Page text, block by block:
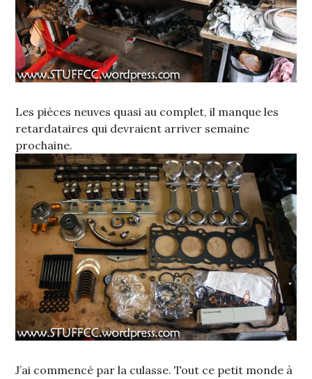
Les pièces neuves quasi au complet, il manque les
retardataires qui devraient arriver semaine
prochaine.
J’ai commencé par la culasse. Tout ce petit monde à